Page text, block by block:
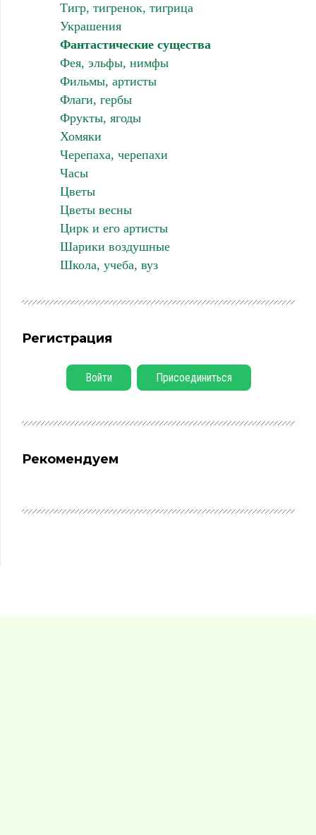
Тигр, тигренок, тигрица
Украшения
Фантастические существа
Фея, эльфы, нимфы
Фильмы, артисты
Флаги, гербы
Фрукты, ягоды
Хомяки
Черепаха, черепахи
Часы
Цветы
Цветы весны
Цирк и его артисты
Шарики воздушные
Школа, учеба, вуз
Регистрация
Войти Присоединиться
Рекомендуем